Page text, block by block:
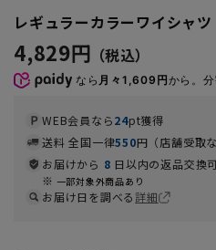
レギュラーカラーワイシャツ
4,829円
なら 月々1,609円から。
WEB会員なら24pt獲得
送料 全国一律550円（店舗受取
お届けから 8 日以内の返品交換
一部対象外商品あり
お届け日を調べる詳細